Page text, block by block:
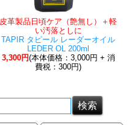
皮革製品日頃ケア（艶無し）＋軽
い汚落としに
TAPIR タピール レーダーオイル
LEDER OL 200ml
3,300円(本体価格：3,000円 + 消
費税：300円)